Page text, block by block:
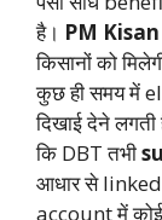
है। PM
किसानों को
कुछ ही समय में
दिखाई देने
कि DBT तभी
आधार से linked
account में